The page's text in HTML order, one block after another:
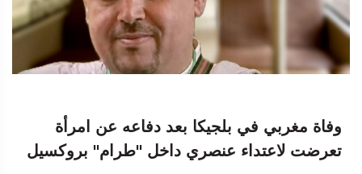
وفاة مغربي في بلجيكا بعد دفاعه عن امرأة
تعرضت لاعتداء عنصري داخل "طرام" بروكسيل